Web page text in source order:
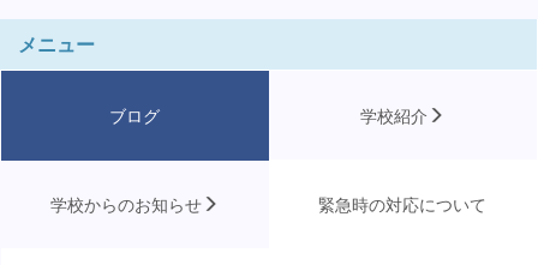
メニュー
ブログ 学校紹介
学校からのお知らせ 緊急時の対応について